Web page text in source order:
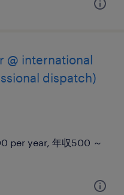
@ international
dispatch)
per year, 年収500 ～